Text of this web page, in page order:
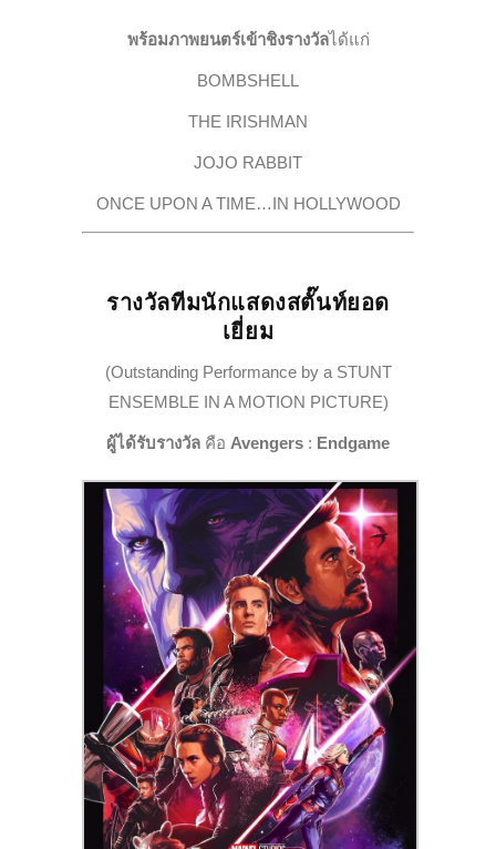
พร้อมภาพยนตร์เข้าชิงรางวัลได้แก่
BOMBSHELL
THE IRISHMAN
JOJO RABBIT
ONCE UPON A TIME…IN HOLLYWOOD
รางวัลทีมนักแสดงสตั๊นท์ยอด
เยี่ยม
(Outstanding Performance by a STUNT
ENSEMBLE IN A MOTION PICTURE)
ผู้ได้รับรางวัล คือ Avengers : Endgame